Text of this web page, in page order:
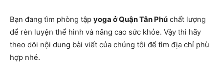
Bạn đang tìm phòng tập yoga ở Quận Tân Phú chất lượng
để rèn luyện thể hình và nâng cao sức khỏe. Vậy thì hãy
theo dõi nội dung bài viết của chúng tôi để tìm địa chỉ phù
hợp nhé.